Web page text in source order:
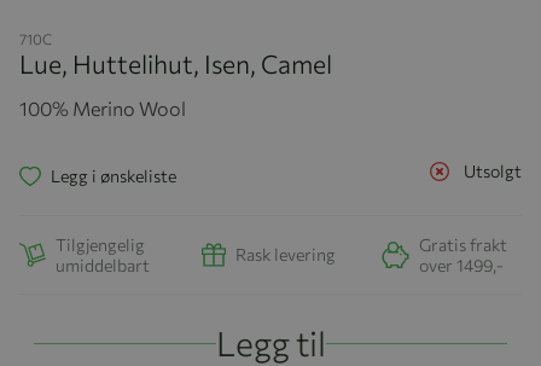
710C
Lue, Huttelihut, Isen, Camel
100% Merino Wool
Utsolgt
Legg i ønskeliste
Tilgjengelig
umiddelbart
Rask levering
Gratis frakt
over 1499,-
Legg til